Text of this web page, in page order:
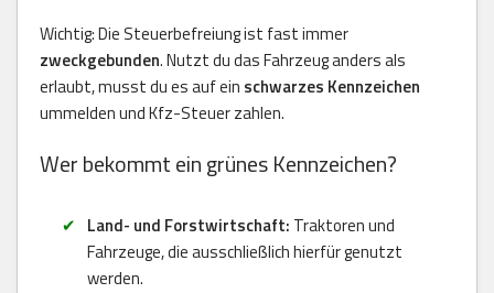
Wichtig: Die Steuerbefreiung ist fast immer
zweckgebunden. Nutzt du das Fahrzeug anders als
erlaubt, musst du es auf ein schwarzes Kennzeichen
ummelden und Kfz-Steuer zahlen.
Wer bekommt ein grünes Kennzeichen?
Land- und Forstwirtschaft: Traktoren und
Fahrzeuge, die ausschließlich hierfür genutzt
werden.